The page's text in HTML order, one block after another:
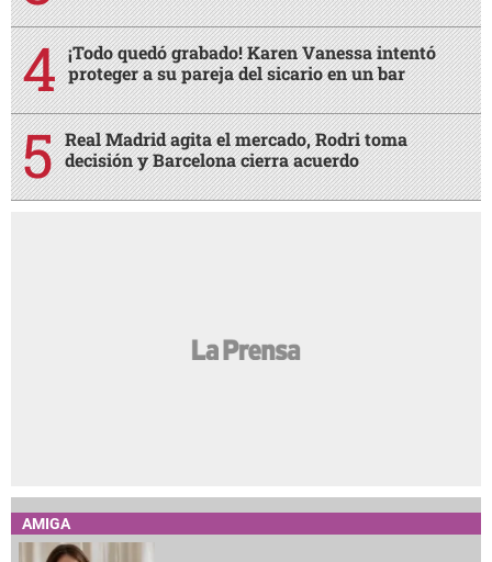
¡Todo quedó grabado! Karen Vanessa intentó
proteger a su pareja del sicario en un bar
Real Madrid agita el mercado, Rodri toma
decisión y Barcelona cierra acuerdo
AMIGA